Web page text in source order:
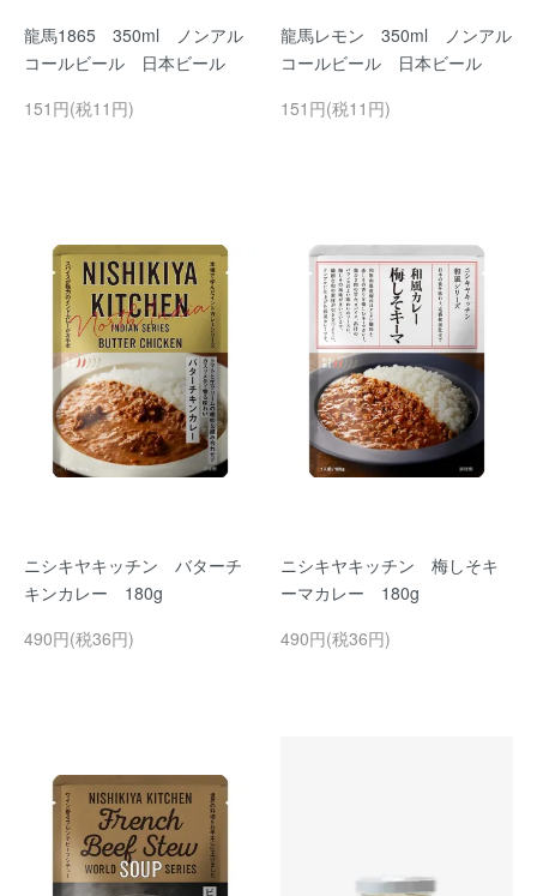
龍馬1865 350ml ノンアル
コールビール 日本ビール
151円(税11円)
龍馬レモン 350ml ノンアル
コールビール 日本ビール
151円(税11円)
ニシキヤキッチン バターチ
キンカレー 180g
490円(税36円)
ニシキヤキッチン 梅しそキ
ーマカレー 180g
490円(税36円)